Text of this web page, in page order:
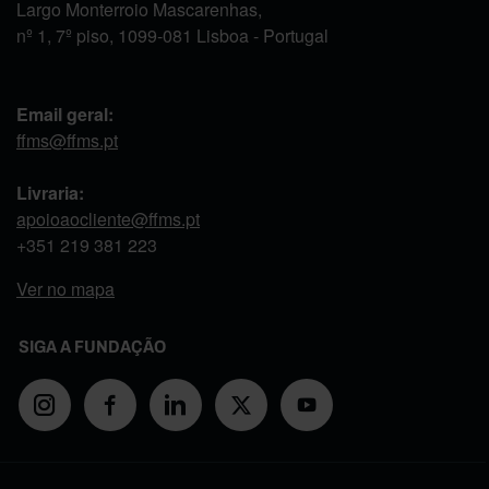
Largo Monterroio Mascarenhas,
nº 1, 7º piso, 1099-081 Lisboa - Portugal
Email geral:
ffms@ffms.pt
Livraria:
apoioaocliente@ffms.pt
+351 219 381 223
Ver no mapa
SIGA A FUNDAÇÃO